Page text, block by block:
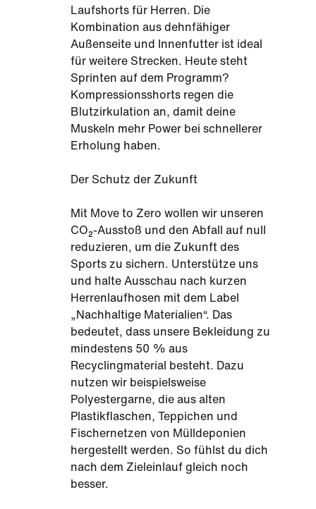
Laufshorts für Herren. Die
Kombination aus dehnfähiger
Außenseite und Innenfutter ist ideal
für weitere Strecken. Heute steht
Sprinten auf dem Programm?
Kompressionsshorts regen die
Blutzirkulation an, damit deine
Muskeln mehr Power bei schnellerer
Erholung haben.
Der Schutz der Zukunft
Mit Move to Zero wollen wir unseren
CO₂-Ausstoß und den Abfall auf null
reduzieren, um die Zukunft des
Sports zu sichern. Unterstütze uns
und halte Ausschau nach kurzen
Herrenlaufhosen mit dem Label
„Nachhaltige Materialien“. Das
bedeutet, dass unsere Bekleidung zu
mindestens 50 % aus
Recyclingmaterial besteht. Dazu
nutzen wir beispielsweise
Polyestergarne, die aus alten
Plastikflaschen, Teppichen und
Fischernetzen von Mülldeponien
hergestellt werden. So fühlst du dich
nach dem Zieleinlauf gleich noch
besser.